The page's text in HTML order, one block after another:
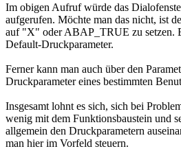
Im obigen Aufruf würde das
aufgerufen. Möchte man das nicht, ist
auf "X" oder ABAP_TRUE zu setzen.
Default-Druckparameter.
Ferner kann man auch über den
Druckparameter eines bestimmten
Insgesamt lohnt es sich, sich bei
wenig mit dem Funktionsbaustein und
allgemein den Druckparametern
man hier im Vorfeld steuern.